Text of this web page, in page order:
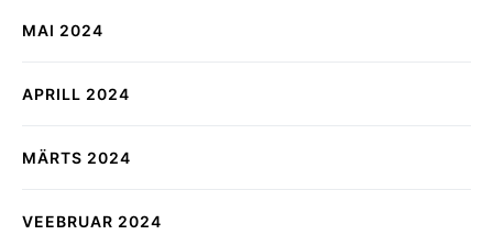
MAI 2024
APRILL 2024
MÄRTS 2024
VEEBRUAR 2024